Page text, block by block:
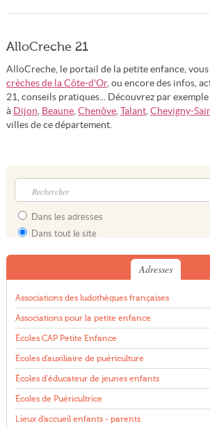
AlloCreche 21
AlloCreche, le portail de la petite enfance,
crèches de la Côte-d'Or, ou encore des infos,
21, conseils pratiques... Découvrez par
à Dijon, Beaune, Chenôve, Talant, Chevigny-
villes de ce département.
Dans les adresses
Dans tout le site
Adresses
Associations des ludothèques françaises
Associations pour la petite enfance
Écoles CAP Petite Enfance
Écoles d'auxiliaire de puériculture
Écoles d'éducateur de jeunes enfants
Écoles de Puéricultrice
Lieux d'accueil enfants - parents